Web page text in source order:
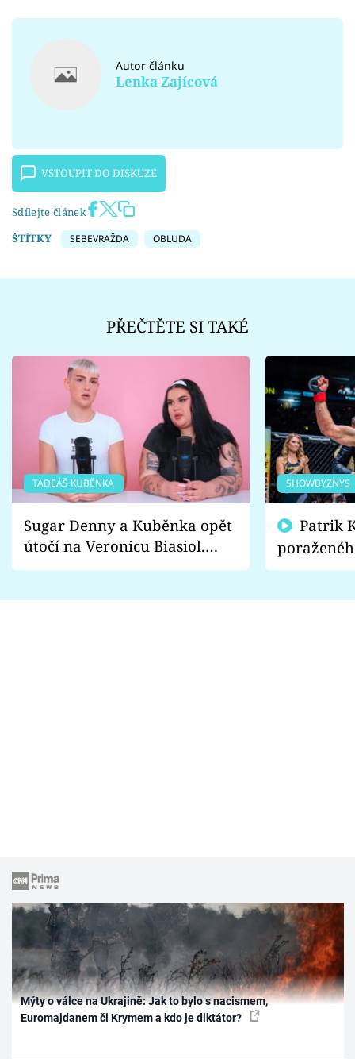
Autor článku
Lenka Zajícová
VSTOUPIT DO DISKUZE
Sdílejte článek
ŠTÍTKY
SEBEVRAŽDA OBLUDA
PŘEČTĚTE SI TAKÉ
TADEÁŠ KUBĚNKA
Sugar Denny a Kuběnka opět
útočí na Veronicu Biasiol.
Proč je podle nich falešná a
SHOWBYZNYS
fanoušci
Mýty o válce na Ukrajině: Jak to bylo s nacismem,
Euromajdanem či Krymem a kdo je diktátor?